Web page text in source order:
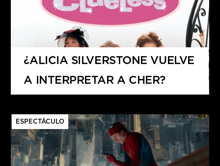
¿ALICIA SILVERSTONE VUELVE
A INTERPRETAR A CHER?
ESPECTÁCULO